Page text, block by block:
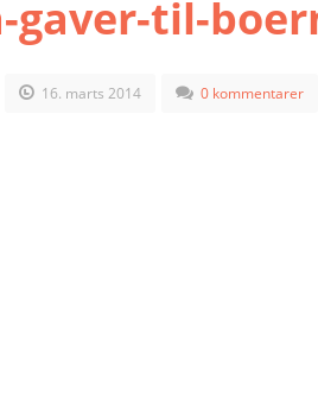
gaver-til-
16. marts 2014 0 kommentarer